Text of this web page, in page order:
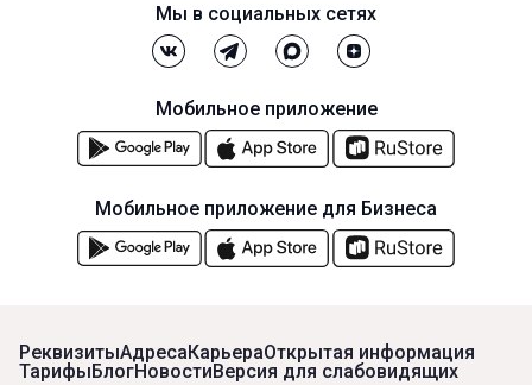
РеквизитыАдресаКарьераОткрытая информация
ТарифыБлогНовостиВерсия для слабовидящих
Мы в социальных сетях
Мобильное приложение
Мобильное приложение для Бизнеса